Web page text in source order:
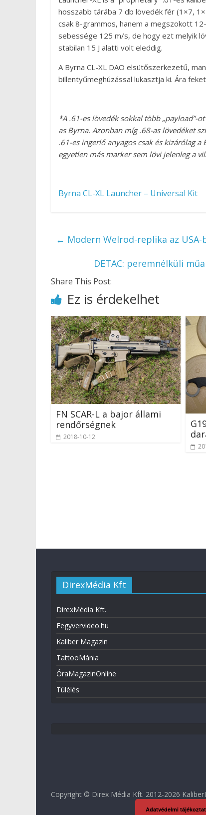
hosszabb tárába 7 db lövedék fér (1×7,
csak 8-grammos, hanem a megszokott
sebessége 125 m/s, de hogy ezt melyik
stabilan 15 J alatti volt eleddig.
A Byrna CL-XL DAO elsütőszerkezetű,
billentyűmeghúzással lukasztja ki. Ára
*A .61-es lövedék sokkal több „payload”-
as Byrna. Azonban míg .68-as lövedéket
.61-es ingerlő anyagos csak és kizárólag
egyetlen más marker sem lövi jelenleg a
Byrna CL-XL Launcher – Universal Kit
← Modern Welrod-replika az USA-
DETAC: peremnélküli
Share This Post:
Ez is érdekelhet
FN SCAR-L a bajor állami
rendőrségnek
2018-10-12
DirexMédia Kft
DirexMédia Kft.
Fegyvervideo.hu
Kaliber Magazin
TattooMánia
ÓraMagazinOnline
Túlélés
Copyright © Direx Média Kft. 2012-2026
Adatvédelmi